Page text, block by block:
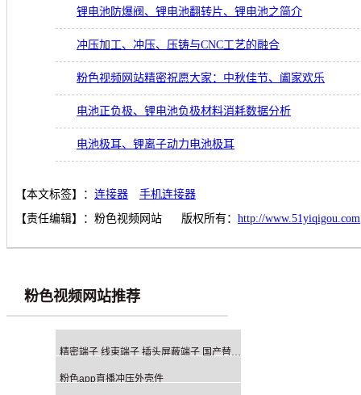
锂电池防爆阀、锂电池翻转片、锂电池之简介
冲压加工、冲压、压铸与CNC工艺的融合
粉色视频网站精密祝愿大家：中秋佳节、阖家欢乐
电池正负极、锂电池负极材料消耗数据分析
电池极耳、锂离子动力电池极耳
【本文标签】： 连接器
手机连接器
【责任编辑】： 粉色视频网站 版权所有： http://www.51yiqigou.com
粉色视频网站推荐
精密端子 线束端子 插头屏蔽端子 国产替代 非标定制
粉色app直播冲压外壳件